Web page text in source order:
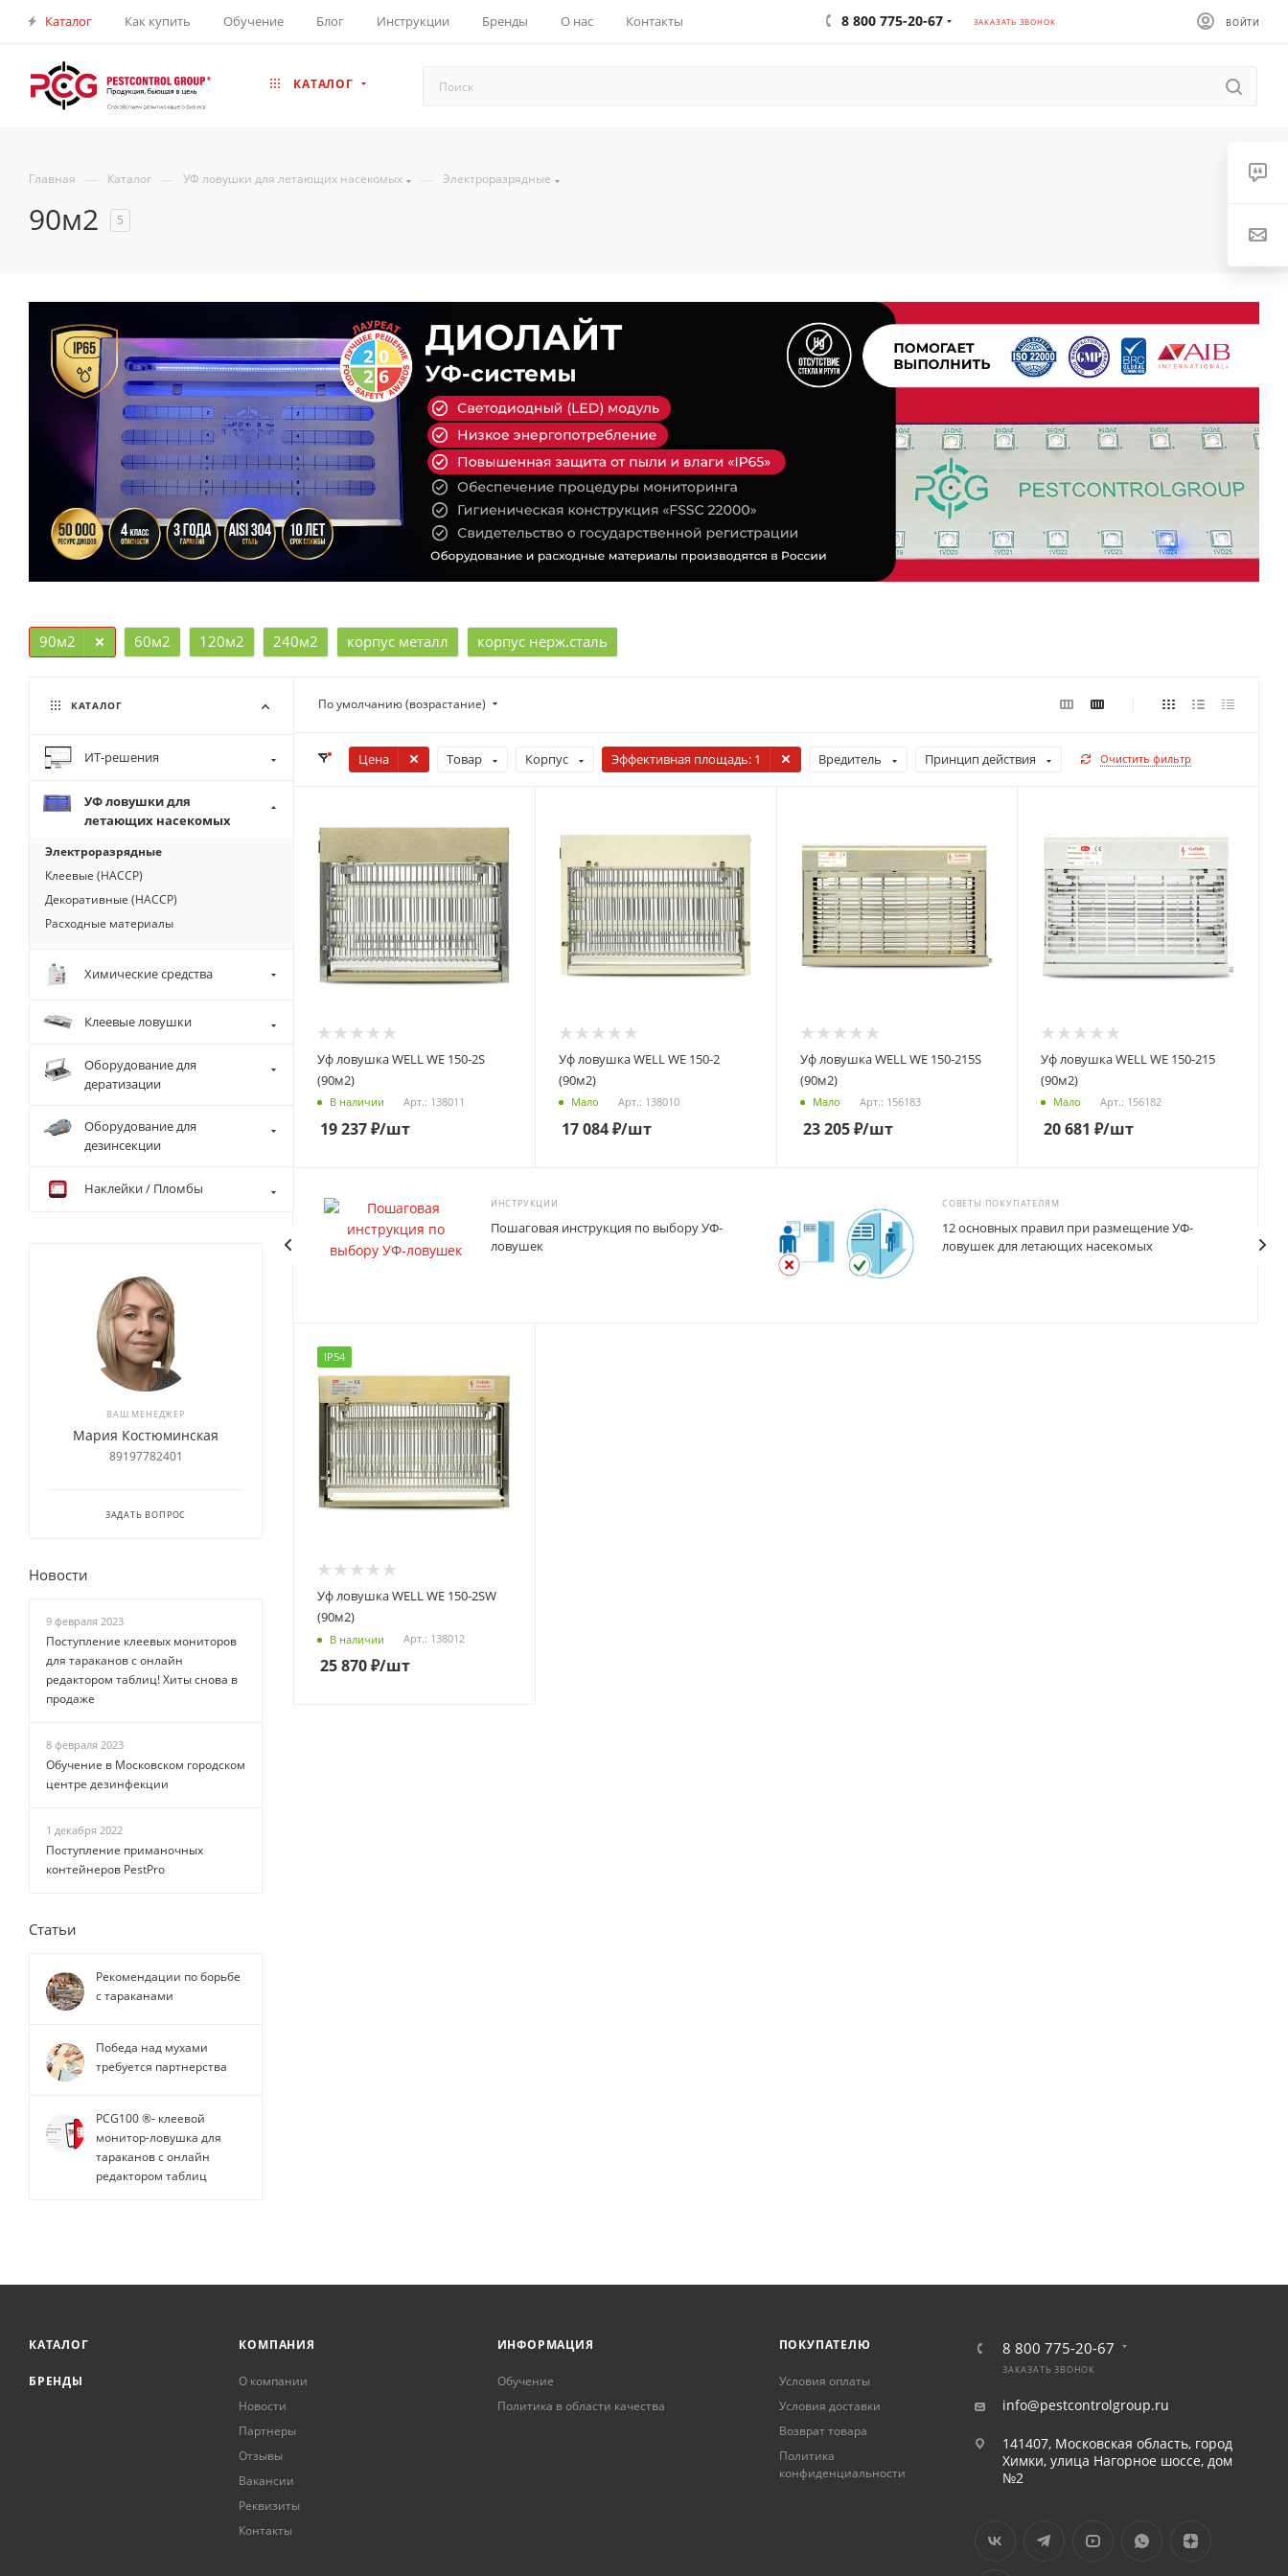
Каталог Как купить Обучение Блог Инструкции Бренды О нас Контакты 8 800 775-20-67 ЗАКАЗАТЬ ЗВОНОК ВОЙТИ
КАТАЛОГ
Главная — Каталог — УФ ловушки для летающих насекомых — Электроразрядные
90м2 5
60м2
90м2 120м2 240м2 корпус металл корпус нерж.сталь
По умолчанию (возрастание)
Цена Товар Корпус Эффективная площадь: 1 Вредитель Принцип действия Очистить фильтр
Уф ловушка WELL WE 150-2S
(90м2)
В наличии Арт.: 138011
19 237₽/шт
Уф ловушка WELL WE 150-2
(90м2)
Мало Арт.: 138010
17 084₽/шт
Уф ловушка WELL WE 150-215S
(90м2)
Мало Арт.: 156183
23 205₽/шт
Уф ловушка WELL WE 150-215
(90м2)
Мало Арт.: 156182
20 681 ₽/шт
ИНСТРУКЦИИ
Пошаговая инструкция по выбору УФ-
ловушек
СОВЕТЫ ПОКУПАТЕЛЯМ
12 основных правил при размещение УФ-
ловушек для летающих насекомых
IP54
Уф ловушка WELL WE 150-2SW
(90м2)
В наличии Арт.: 138012
25 870₽/шт
КАТАЛОГ
ИТ-решения
УФ ловушки для
летающих насекомых
Электроразрядные
Клеевые (HACCP)
Декоративные (HACCP)
Расходные материалы
Химические средства
Клеевые ловушки
Оборудование для
дератизации
Оборудование для
дезинсекции
Наклейки / Пломбы
ВАШ МЕНЕДЖЕР
Мария Костюминская
89197782401
ЗАДАТЬ ВОПРОС
Новости
9 февраля 2023
Поступление клеевых мониторов
для тараканов с онлайн
редактором таблиц! Хиты снова в
продаже
8 февраля 2023
Обучение в Московском городском
центре дезинфекции
1 декабря 2022
Поступление приманочных
контейнеров PestPro
Статьи
Рекомендации по борьбе
с тараканами
Победа над мухами
требуется партнерства
PCG100 ®- клеевой
монитор-ловушка для
тараканов с онлайн
редактором таблиц
КАТАЛОГ
БРЕНДЫ
КОМПАНИЯ
О компании
Новости
Партнеры
Отзывы
Вакансии
Реквизиты
Контакты
ИНФОРМАЦИЯ
Обучение
Политика в области качества
ПОКУПАТЕЛЮ
Условия оплаты
Условия доставки
Возврат товара
Политика
конфиденциальности
8 800 775-20-67
ЗАКАЗАТЬ ЗВОНОК
info@pestcontrolgroup.ru
141407, Московская область, город
Химки, улица Нагорное шоссе, дом
№2